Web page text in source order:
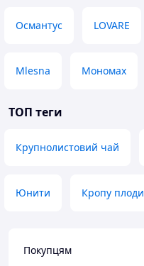
Османтус LOVARE
Mlesna Мономах
ТОП теги
Крупнолистовий чай
Юнити Кропу плоди
Покупцям